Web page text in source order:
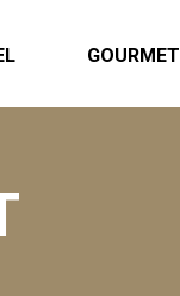
GOURMET